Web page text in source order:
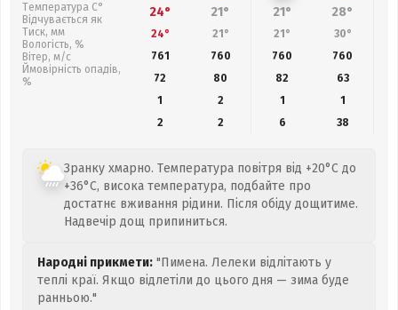
Температура С°
Відчувається як
Тиск, мм
Вологість, %
Вітер, м/с
Ймовірність опадів,
%
24° 21° 21° 28°
24° 21° 21° 30°
761
760 760 760
72
80 82 63
1
2 1
1
2
2 6 38
Зранку хмарно. Температура повітря від +20°C до
+36°C, висока температура, подбайте про
достатнє вживання рідини. Після обіду дощитиме.
Надвечір дощ припиниться.
Народні прикмети: "Пимена. Лелеки відлітають у
теплі краї. Якщо відлетіли до цього дня — зима буде
ранньою."